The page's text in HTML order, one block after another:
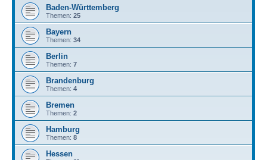
Baden-Württemberg
Themen: 25
Bayern
Themen: 34
Berlin
Themen: 7
Brandenburg
Themen: 4
Bremen
Themen: 2
Hamburg
Themen: 8
Hessen